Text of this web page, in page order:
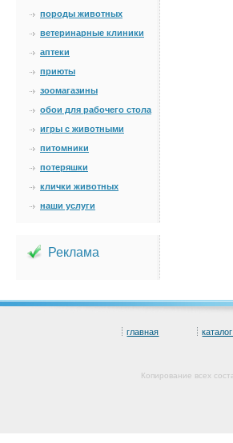
породы животных
ветеринарные клиники
аптеки
приюты
зоомагазины
обои для рабочего стола
игры с животными
питомники
потеряшки
клички животных
наши услуги
Реклама
главная
Копирование всех